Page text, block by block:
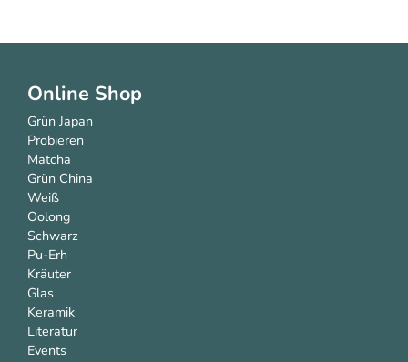
Online Shop
Grün Japan
Probieren
Matcha
Grün China
Weiß
Oolong
Schwarz
Pu-Erh
Kräuter
Glas
Keramik
Literatur
Events